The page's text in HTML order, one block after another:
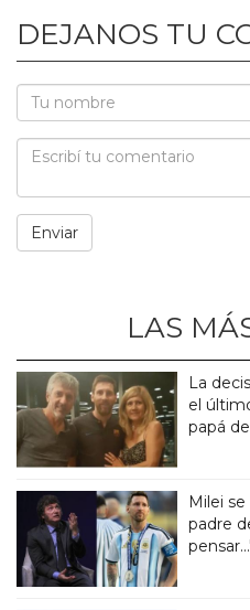
DEJANOS TU
LAS
La
el
papá
Milei
padre